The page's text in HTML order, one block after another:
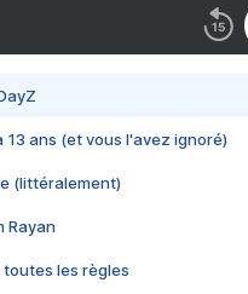
13 ans (et vous l'avez ignoré)
(littéralement)
Rayan
toutes les règles